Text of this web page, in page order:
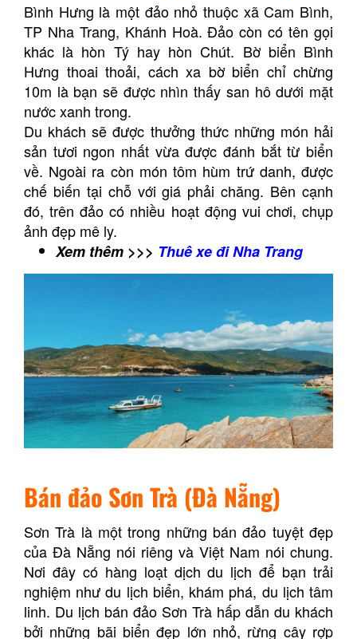
Bình Hưng là một đảo nhỏ thuộc xã Cam Bình,
TP Nha Trang, Khánh Hoà. Đảo còn có tên gọi
khác là hòn Tý hay hòn Chút. Bờ biển Bình
Hưng thoai thoải, cách xa bờ biển chỉ chừng
10m là bạn sẽ được nhìn thấy san hô dưới mặt
nước xanh trong.
Du khách sẽ được thưởng thức những món hải
sản tươi ngon nhất vừa được đánh bắt từ biển
về. Ngoài ra còn món tôm hùm trứ danh, được
chế biến tại chỗ với giá phải chăng. Bên cạnh
đó, trên đảo có nhiều hoạt động vui chơi, chụp
ảnh đẹp mê ly.
Xem thêm >>> Thuê xe đi Nha Trang
Bán đảo Sơn Trà (Đà Nẵng)
Sơn Trà là một trong những bán đảo tuyệt đẹp
của Đà Nẵng nói riêng và Việt Nam nói chung.
Nơi đây có hàng loạt dịch du lịch để bạn trải
nghiệm như du lịch biển, khám phá, du lịch tâm
linh. Du lịch bán đảo Sơn Trà hấp dẫn du khách
bởi những bãi biển đẹp lớn nhỏ, rừng cây rợp